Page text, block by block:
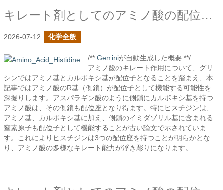
キレート剤としてのアミノ酸の配位子についての続き
2026-07-12 化学全般
/** Geminiが自動生成した概要 **/
アミノ酸のキレート作用について、グリ
シンではアミノ基とカルボキシ基が配位子となることを踏まえ、本
記事ではアミノ酸のR基（側鎖）が配位子として機能する可能性を
深掘りします。アスパラギン酸のように側鎖にカルボキシ基を持つ
アミノ酸は、その側鎖も配位座となり得ます。特にヒスチジンは、
アミノ基、カルボキシ基に加え、側鎖のイミダゾリル基に含まれる
窒素原子も配位子として機能することが古い論文で示されていま
す。これによりヒスチジンは3つの配位座を持つことが明らかとな
り、アミノ酸の多様なキレート能力が浮き彫りになります。